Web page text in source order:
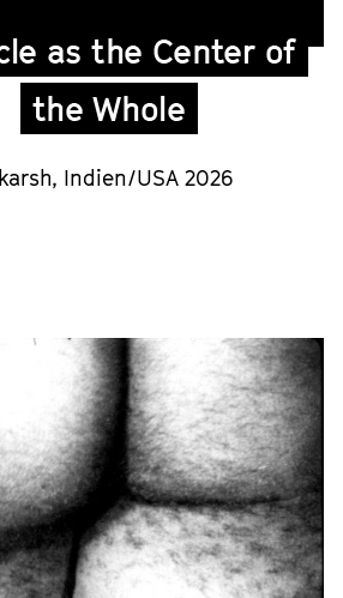
as the Center of
the Whole
Indien/USA 2026